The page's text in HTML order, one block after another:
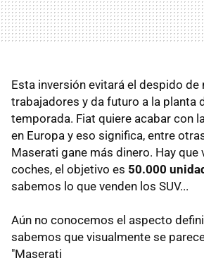
Esta inversión evitará el despido de
trabajadores y da futuro a la planta
temporada. Fiat quiere acabar con
en Europa y eso significa, entre
Maserati gane más dinero. Hay que
coches, el objetivo es 50.000
sabemos lo que venden los SUV...
Aún no conocemos el aspecto
sabemos que visualmente se
"Maserati